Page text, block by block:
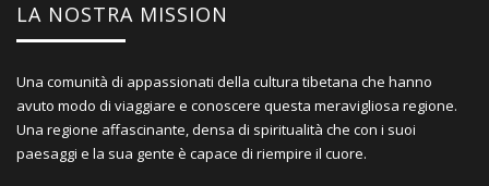
LA NOSTRA MISSION
Una comunità di appassionati della cultura tibetana che hanno
avuto modo di viaggiare e conoscere questa meravigliosa regione.
Una regione affascinante, densa di spiritualità che con i suoi
paesaggi e la sua gente è capace di riempire il cuore.